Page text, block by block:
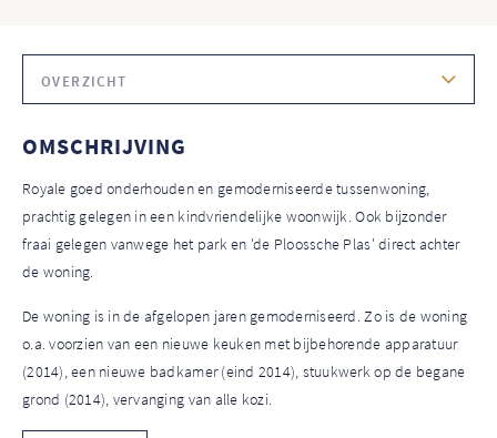
OVERZICHT
OMSCHRIJVING
Royale goed onderhouden en gemoderniseerde tussenwoning,
prachtig gelegen in een kindvriendelijke woonwijk. Ook bijzonder
fraai gelegen vanwege het park en 'de Ploossche Plas' direct achter
de woning.
De woning is in de afgelopen jaren gemoderniseerd. Zo is de woning
o.a. voorzien van een nieuwe keuken met bijbehorende apparatuur
(2014), een nieuwe badkamer (eind 2014), stuukwerk op de begane
grond (2014), vervanging van alle kozi.